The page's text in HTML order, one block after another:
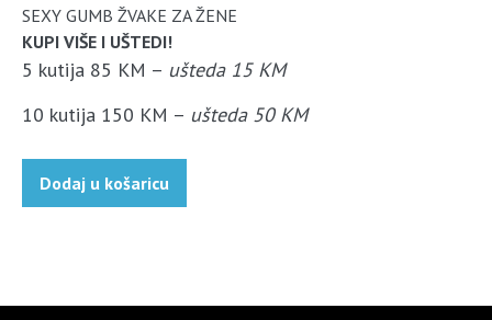
SEXY GUMB ŽVAKE ZA ŽENE
KUPI VIŠE I UŠTEDI!
5 kutija 85 KM – ušteda 15 KM
10 kutija 150 KM – ušteda 50 KM
Dodaj u košaricu